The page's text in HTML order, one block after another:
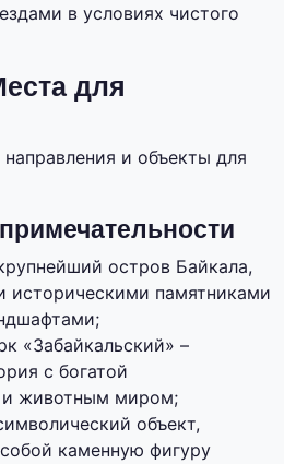
в условиях чистого
для
и объекты для
остров Байкала,
историческими памятниками
«Забайкальский» –
с богатой
и животным миром;
объект,
каменную фигуру